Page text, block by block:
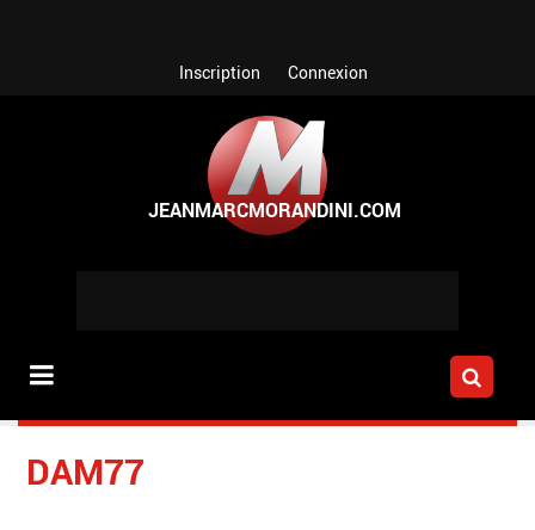
Inscription Connexion
DAM77